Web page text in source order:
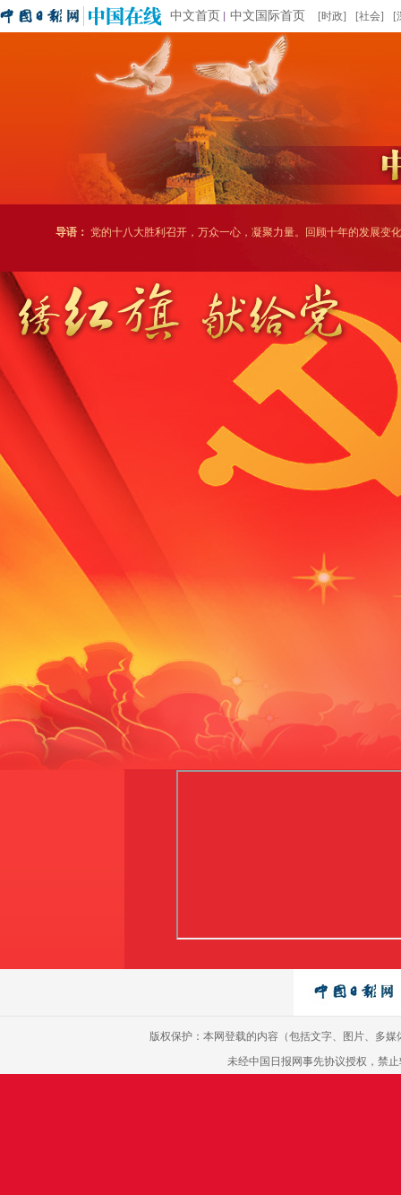
中文首页 中文国际首页 [时政] [社会] [
导语： 党的十八大胜利召开，万众一心，凝聚力量。回顾十年的发展变
版权保护：本网登载的内容（包括文字、图片、多
未经中国日报网事先协议授权，禁止